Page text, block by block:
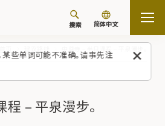
些单词可能不准确。请事先注
搜索 简体中文
– 平泉漫步。